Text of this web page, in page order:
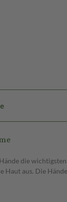
die
aus. Die